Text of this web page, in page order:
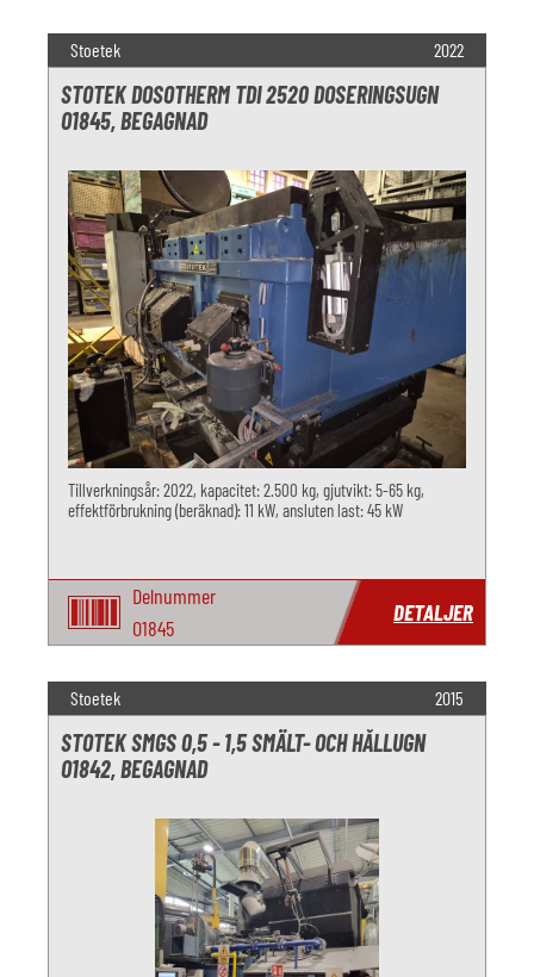
Stoetek 2022
STOTEK DOSOTHERM TDI 2520 DOSERINGSUGN
O1845, BEGAGNAD
Tillverkningsår: 2022, kapacitet: 2.500 kg, gjutvikt: 5-65 kg,
effektförbrukning (beräknad): 11 kW, ansluten last: 45 kW
Delnummer
O1845
DETALJER
Stoetek 2015
STOTEK SMGS 0,5 - 1,5 SMÄLT- OCH HÅLLUGN
O1842, BEGAGNAD